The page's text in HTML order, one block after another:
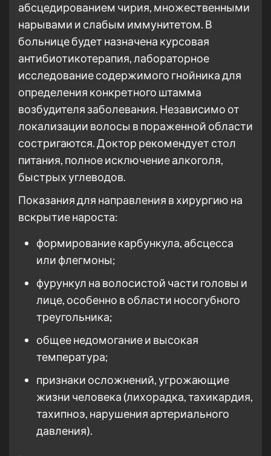
абсцедированием чирия, множественными
нарывами и слабым иммунитетом. В
больнице будет назначена курсовая
антибиотикотерапия, лабораторное
исследование содержимого гнойника для
определения конкретного штамма
возбудителя заболевания. Независимо от
локализации волосы в пораженной области
состригаются. Доктор рекомендует стол
питания, полное исключение алкоголя,
быстрых углеводов.
Показания для направления в хирургию на
вскрытие нароста:
формирование карбункула, абсцесса
или флегмоны;
фурункул на волосистой части головы и
лице, особенно в области носогубного
треугольника;
общее недомогание и высокая
температура;
признаки осложнений, угрожающие
жизни человека (лихорадка, тахикардия,
тахипноэ, нарушения артериального
давления).